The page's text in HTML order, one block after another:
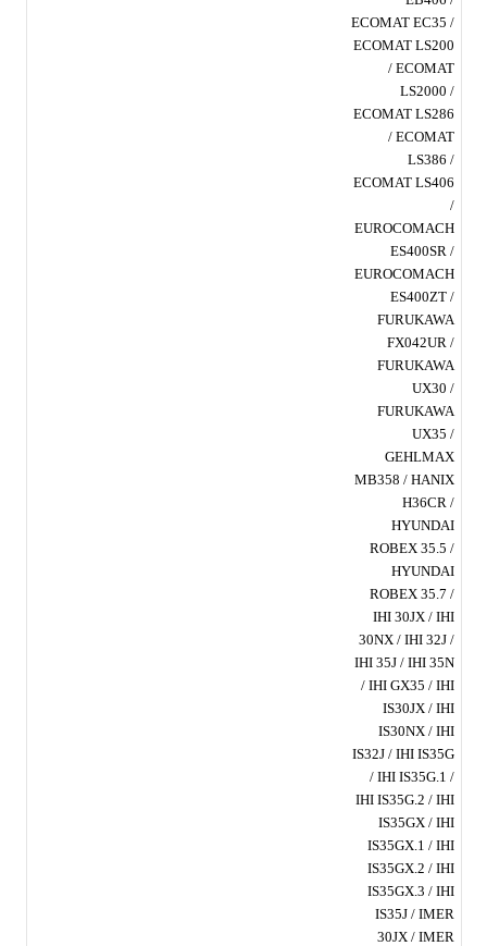
ECOMAT EC35 /
ECOMAT LS200
/ ECOMAT
LS2000 /
ECOMAT LS286
/ ECOMAT
LS386 /
ECOMAT LS406
/
EUROCOMACH
ES400SR /
EUROCOMACH
ES400ZT /
FURUKAWA
FX042UR /
FURUKAWA
UX30 /
FURUKAWA
UX35 /
GEHLMAX
MB358 / HANIX
H36CR /
HYUNDAI
ROBEX 35.5 /
HYUNDAI
ROBEX 35.7 /
IHI 30JX / IHI
30NX / IHI 32J /
IHI 35J / IHI 35N
/ IHI GX35 / IHI
IS30JX / IHI
IS30NX / IHI
IS32J / IHI IS35G
/ IHI IS35G.1 /
IHI IS35G.2 / IHI
IS35GX / IHI
IS35GX.1 / IHI
IS35GX.2 / IHI
IS35GX.3 / IHI
IS35J / IMER
30JX / IMER